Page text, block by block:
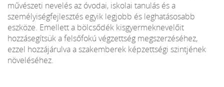
művészeti nevelés az óvodai, iskolai tanulás és a
személyiségfejlesztés egyik legjobb és leghatásosabb
eszköze. Emellett a bölcsődék kisgyermeknevelőit
hozzásegítsük a felsőfokú végzettség megszerzéséhez,
ezzel hozzájárulva a szakemberek képzettségi szintjének
növeléséhez.